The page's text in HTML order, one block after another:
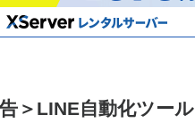
＞LINE自動化ツール